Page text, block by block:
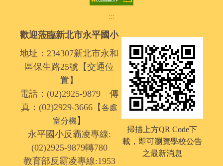
:::
歡迎蒞臨新北市永平國小
地址：234307新北市永和
區保生路25號【交通位
置 】
電話：(02)2925-9879 傳
真：(02)2929-3666【各處
室分機】
永平國小反霸凌專線:
(02)2925-9879轉780
教育部反霸凌專線:1953
掃描上方QR Code下
載， 即可瀏覽學校公告
之最新消息